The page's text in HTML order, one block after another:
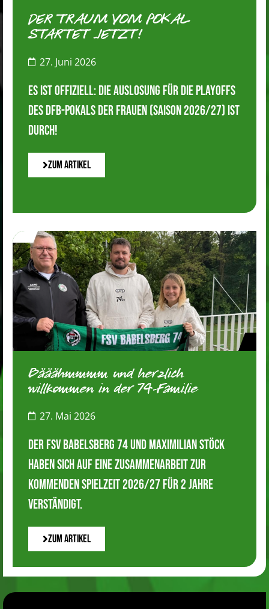
DER TRAUM VOM POKAL
STARTET JETZT!
27. Juni 2026
Es ist offiziell: Die Auslosung für die Playoffs
des DFB-Pokals der Frauen (Saison 2026/27) ist
durch!
Zum Artikel
Bääähmmmm und herzlich
willkommen in der 74-Familie
27. Mai 2026
Der FSV Babelsberg 74 und Maximilian Stöck
haben sich auf eine Zusammenarbeit zur
kommenden Spielzeit 2026/27 für 2 Jahre
verständigt.
Zum Artikel